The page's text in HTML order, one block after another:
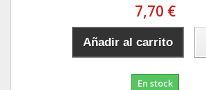
7,70 €
Añadir al carrito
En stock